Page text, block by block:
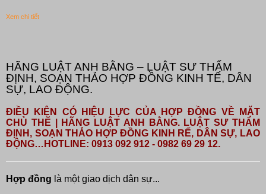
Xem chi tiết
HÃNG LUẬT ANH BẰNG – LUẬT SƯ THẨM
ĐỊNH, SOẠN THẢO HỢP ĐỒNG KINH TẾ, DÂN
SỰ, LAO ĐỘNG.
ĐIỀU KIỆN CÓ HIỆU LỰC CỦA HỢP ĐỒNG VỀ MẶT
CHỦ THỂ | HÃNG LUẬT ANH BẰNG. LUẬT SƯ THẨM
ĐỊNH, SOẠN THẢO HỢP ĐỒNG KINH RẾ, DÂN SỰ, LAO
ĐỘNG…HOTLINE: 0913 092 912 - 0982 69 29 12.
Hợp đồng là một giao dịch dân sự...